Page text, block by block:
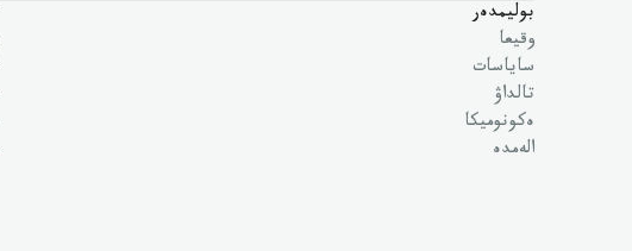
بوليمدەر
وقيعا
ساياسات
تالداۋ
ەكونوميكا
الەمدە